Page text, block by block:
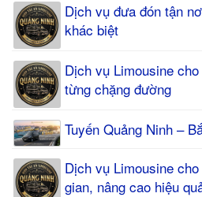
Dịch vụ đưa đón tận
khác biệt
Dịch vụ Limousine
từng chặng đường
Tuyến Quảng Ninh –
Dịch vụ Limousine
gian, nâng cao hiệu